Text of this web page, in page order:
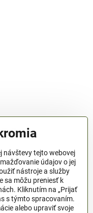
(GPSR), Regulation
návštevy tejto webovej
údajov o jej
nástroje a služby
sa môžu preniesť k
Kliknutím na „Prijať
s týmto spracovaním.
alebo upraviť svoje